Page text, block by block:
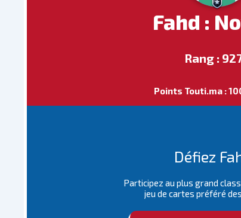
Fahd :
Rang :
Points Touti.ma :
Défiez
Participez au plus grand
jeu de cartes préféré